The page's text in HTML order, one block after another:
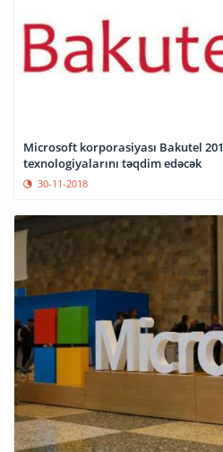
Microsoft korporasiyası Bakutel
texnologiyalarını təqdim edəcək
30-11-2018